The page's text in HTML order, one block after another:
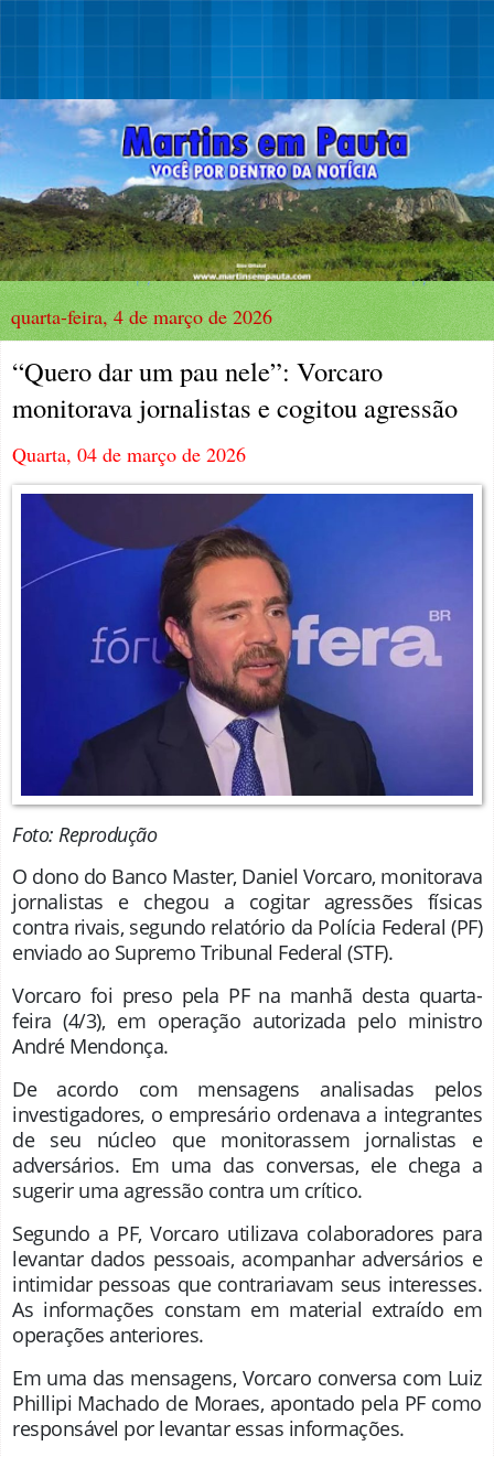
quarta-feira, 4 de março de 2026
“Quero dar um pau nele”: Vorcaro
monitorava jornalistas e cogitou agressão
Quarta, 04 de março de 2026
Foto: Reprodução
O dono do Banco Master, Daniel Vorcaro, monitorava
jornalistas e chegou a cogitar agressões físicas
contra rivais, segundo relatório da Polícia Federal (PF)
enviado ao Supremo Tribunal Federal (STF).
Vorcaro foi preso pela PF na manhã desta quarta-
feira (4/3), em operação autorizada pelo ministro
André Mendonça.
De acordo com mensagens analisadas pelos
investigadores, o empresário ordenava a integrantes
de seu núcleo que monitorassem jornalistas e
adversários. Em uma das conversas, ele chega a
sugerir uma agressão contra um crítico.
Segundo a PF, Vorcaro utilizava colaboradores para
levantar dados pessoais, acompanhar adversários e
intimidar pessoas que contrariavam seus interesses.
As informações constam em material extraído em
operações anteriores.
Em uma das mensagens, Vorcaro conversa com Luiz
Phillipi Machado de Moraes, apontado pela PF como
responsável por levantar essas informações.